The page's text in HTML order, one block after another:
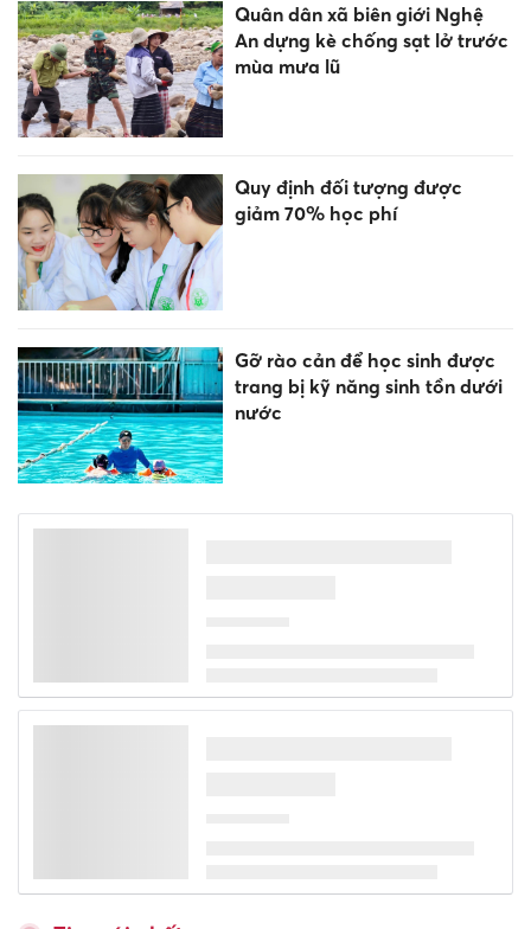
Quân dân xã biên giới Nghệ
An dựng kè chống sạt lở trước
mùa mưa lũ
Quy định đối tượng được
giảm 70% học phí
Gỡ rào cản để học sinh được
trang bị kỹ năng sinh tồn dưới
nước
Đề xuất trợ cấp một lần cho